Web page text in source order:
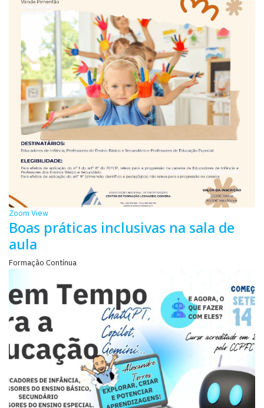
Zoom View
Boas práticas inclusivas na sala de
aula
Formação Contínua